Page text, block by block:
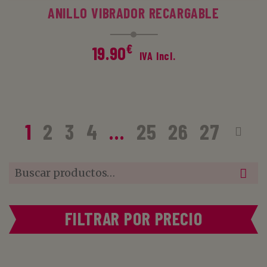
FILTRAR POR PRECIO
ANILLO VIBRADOR RECARGABLE
19.90€ IVA Incl.
1 2 3 4 … 25 26 27